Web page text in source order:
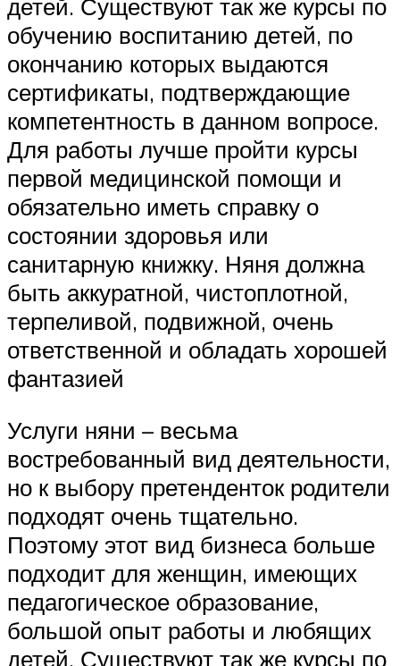
детей. Существуют так же курсы по
обучению воспитанию детей, по
окончанию которых выдаются
сертификаты, подтверждающие
компетентность в данном вопросе.
Для работы лучше пройти курсы
первой медицинской помощи и
обязательно иметь справку о
состоянии здоровья или
санитарную книжку. Няня должна
быть аккуратной, чистоплотной,
терпеливой, подвижной, очень
ответственной и обладать хорошей
фантазией
Услуги няни – весьма
востребованный вид деятельности,
но к выбору претенденток родители
подходят очень тщательно.
Поэтому этот вид бизнеса больше
подходит для женщин, имеющих
педагогическое образование,
большой опыт работы и любящих
детей. Существуют так же курсы по